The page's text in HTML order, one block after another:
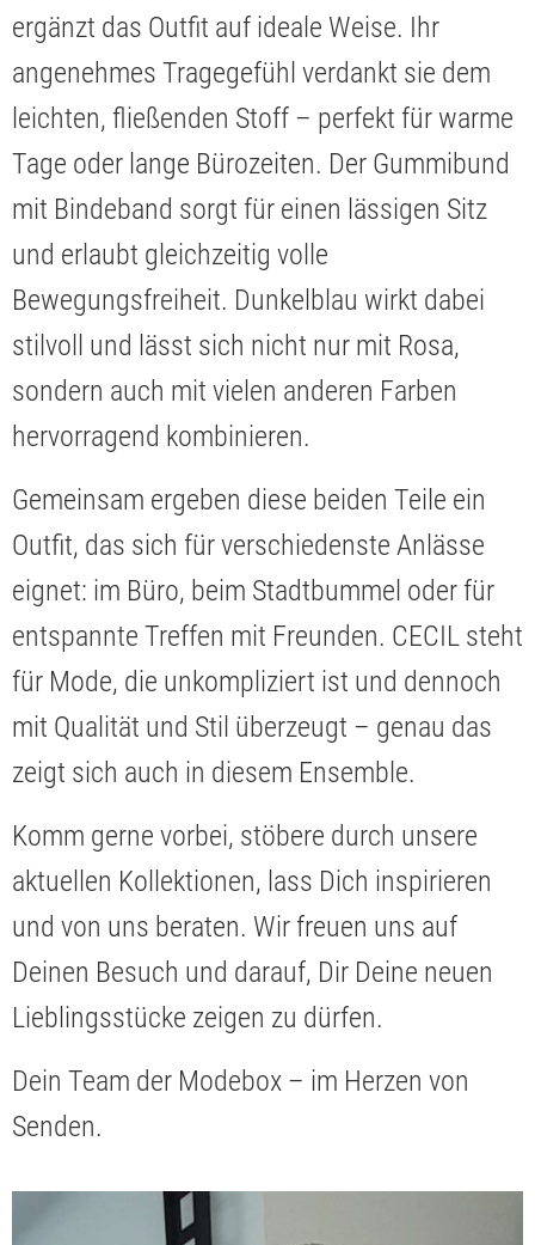
ergänzt das Outfit auf ideale Weise. Ihr
angenehmes Tragegefühl verdankt sie dem
leichten, fließenden Stoff – perfekt für warme
Tage oder lange Bürozeiten. Der Gummibund
mit Bindeband sorgt für einen lässigen Sitz
und erlaubt gleichzeitig volle
Bewegungsfreiheit. Dunkelblau wirkt dabei
stilvoll und lässt sich nicht nur mit Rosa,
sondern auch mit vielen anderen Farben
hervorragend kombinieren.
Gemeinsam ergeben diese beiden Teile ein
Outfit, das sich für verschiedenste Anlässe
eignet: im Büro, beim Stadtbummel oder für
entspannte Treffen mit Freunden. CECIL steht
für Mode, die unkompliziert ist und dennoch
mit Qualität und Stil überzeugt – genau das
zeigt sich auch in diesem Ensemble.
Komm gerne vorbei, stöbere durch unsere
aktuellen Kollektionen, lass Dich inspirieren
und von uns beraten. Wir freuen uns auf
Deinen Besuch und darauf, Dir Deine neuen
Lieblingsstücke zeigen zu dürfen.
Dein Team der Modebox – im Herzen von
Senden.